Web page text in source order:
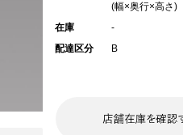
(幅×奥行×高さ)
在庫
-
配達区分
B